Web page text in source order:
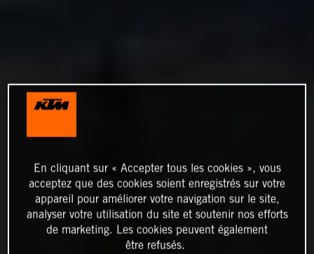
En cliquant sur « Accepter tous les cookies », vous
acceptez que des cookies soient enregistrés sur votre
appareil pour améliorer votre navigation sur le site,
analyser votre utilisation du site et soutenir nos efforts
de marketing. Les cookies peuvent également
être refusés.